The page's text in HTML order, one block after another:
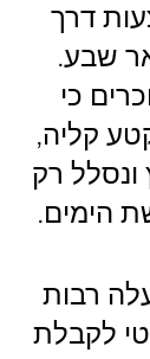
דרך
שבע.
כי
בקטע קליה,
ונסלל רק
הימים.
רבות
לקבלת